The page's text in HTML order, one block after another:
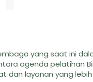
yang saat ini
agenda pelatihan
dan layanan yang lebih